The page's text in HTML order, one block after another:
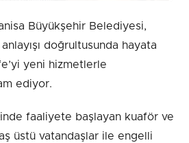
Büyükşehir Belediyesi,
doğrultusunda hayata
yeni hizmetlerle
ediyor.
faaliyete başlayan kuaför ve
üstü vatandaşlar ile engelli